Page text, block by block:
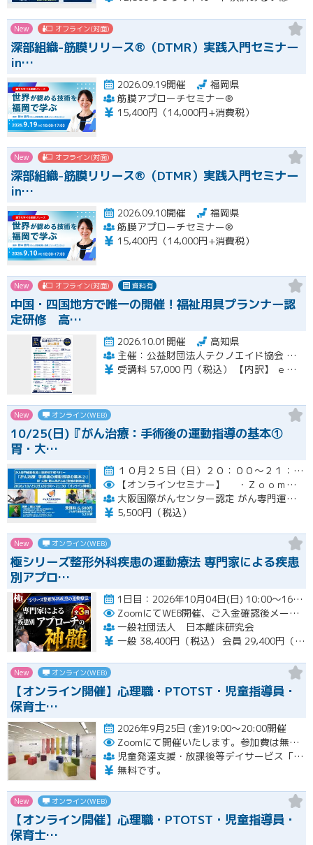
New オフライン(対面)
深部組織-筋膜リリース®（DTMR）実践入門セミナー
in…
2026.09.19開催
福岡県
筋膜アプローチセミナー®
15,400円（14,000円+消費税）
New オフライン(対面)
深部組織-筋膜リリース®（DTMR）実践入門セミナー
in…
2026.09.10開催
福岡県
筋膜アプローチセミナー®
15,400円（14,000円+消費税）
New オフライン(対面) 資料有
中国・四国地方で唯一の開催！福祉用具プランナー認
定研修 高…
2026.10.01開催
高知県
主催：公益財団法人テクノエイド協会 集合研修会場期間：一般社団法人ナチュラルハートフルケアネットワーク
受講料 57,000 円（税込） 【内訳】 ｅラーニング受講料・テキスト代 21,000 円（税込） 集合講習受講料 36,000 円（税込） ※インターネットに係る通信料（回線料）は、受講料には含まれません。
New オンライン(WEB)
10/25(日)『がん治療：手術後の運動指導の基本①
胃・大…
１０月２５日（日）２０：００～２１：３０開催
【オンラインセミナー】
・Ｚｏｏｍにて開催。事前にＵＲＬをメールにてお知らせします。
大阪国際がんセンター認定 がん専門運動指導士 事務局（ルネサンス運動支援センター内）
5,500円（税込）
New オンライン(WEB)
極シリーズ整形外科疾患の運動療法 専門家による疾患
別アプロ…
1日目：2026年10月04日(日) 10:00〜16:00 2日目：2026年10月25日(日) 10:00〜16…開催
ZoomにてWEB開催、ご入金確認後メールにてURLをお知らせいたします。
一般社団法人 日本離床研究会
一般 38,400円（税込） 会員 29,400円（税込）
New オンライン(WEB)
【オンライン開催】心理職・PTOTST・児童指導員・
保育士…
2026年9月25日 (金)19:00～20:00開催
Zoomにて開催いたします。参加費は無料です。
児童発達支援・放課後等デイサービス「LITALICOジュニア」
無料です。
New オンライン(WEB)
【オンライン開催】心理職・PTOTST・児童指導員・
保育士…